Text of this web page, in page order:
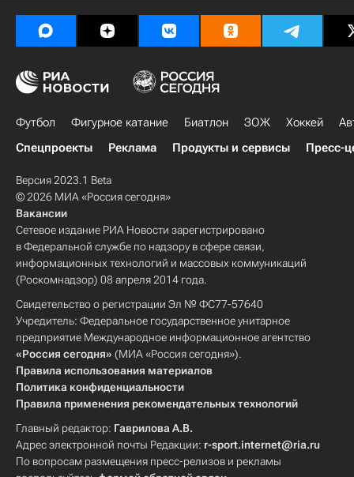
Футбол Фигурное катание Биатлон ЗОЖ Хоккей
Спецпроекты
Реклама Продукты и сервисы Пресс-
Версия 2023.1 Beta
© 2026 МИА «Россия сегодня»
Вакансии
Сетевое издание РИА Новости зарегистрировано
в Федеральной службе по надзору в сфере связи,
информационных технологий и массовых коммуникаций
(Роскомнадзор) 08 апреля 2014 года.
Свидетельство о регистрации Эл № ФС77-57640
Учредитель: Федеральное государственное унитарное
предприятие Международное информационное агентство
«Россия сегодня» (МИА «Россия сегодня»).
Правила использования материалов
Политика конфиденциальности
Правила применения рекомендательных технологий
Главный редактор: Гаврилова А.В.
Адрес электронной почты Редакции: r-sport.internet@ria.ru
По вопросам размещения пресс-релизов и рекламы